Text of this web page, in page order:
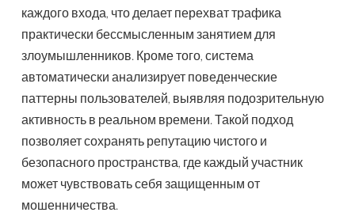
каждого входа, что делает перехват трафика
практически бессмысленным занятием для
злоумышленников. Кроме того, система
автоматически анализирует поведенческие
паттерны пользователей, выявляя подозрительную
активность в реальном времени. Такой подход
позволяет сохранять репутацию чистого и
безопасного пространства, где каждый участник
может чувствовать себя защищенным от
мошенничества.